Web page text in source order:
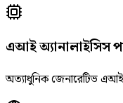
এআই অ্যানালাইসিস
অত্যাধুনিক জেনারেটিভ এআই